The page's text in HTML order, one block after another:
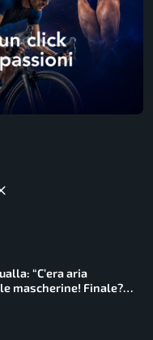
“C’era aria
mascherine! Finale?